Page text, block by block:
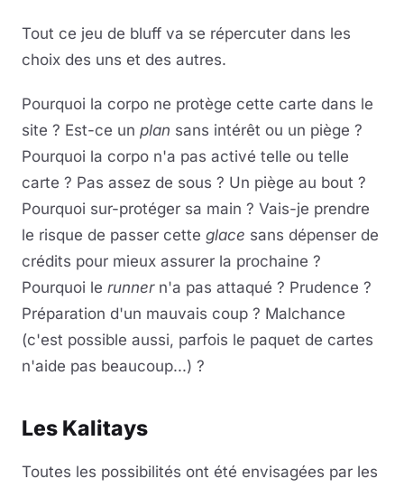
Tout ce jeu de bluff va se répercuter dans les
choix des uns et des autres.
Pourquoi la corpo ne protège cette carte dans le
site ? Est-ce un plan sans intérêt ou un piège ?
Pourquoi la corpo n'a pas activé telle ou telle
carte ? Pas assez de sous ? Un piège au bout ?
Pourquoi sur-protéger sa main ? Vais-je prendre
le risque de passer cette glace sans dépenser de
crédits pour mieux assurer la prochaine ?
Pourquoi le runnern'a pas attaqué ? Prudence ?
Préparation d'un mauvais coup ? Malchance
(c'est possible aussi, parfois le paquet de cartes
n'aide pas beaucoup...) ?
Les Kalitays
Toutes les possibilités ont été envisagées par les